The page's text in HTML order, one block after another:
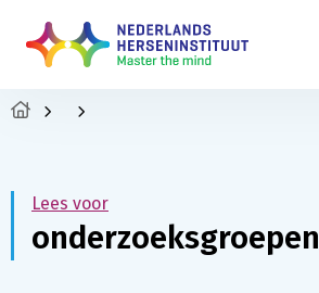
Lees voor
onderzoeksgroepen